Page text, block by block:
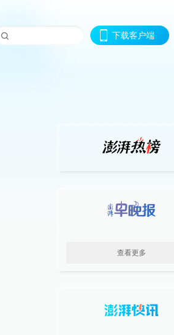
下载客户端
查看更多